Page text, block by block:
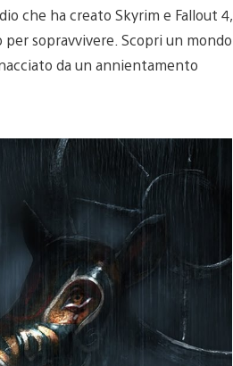
che ha creato Skyrim e Fallout 4,
sopravvivere. Scopri un mondo
da un annientamento